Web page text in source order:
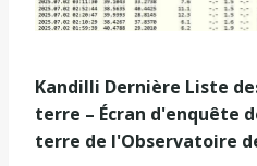
Kandilli Dernière Liste
terre – Écran d'enquête
terre de l'Observatoire